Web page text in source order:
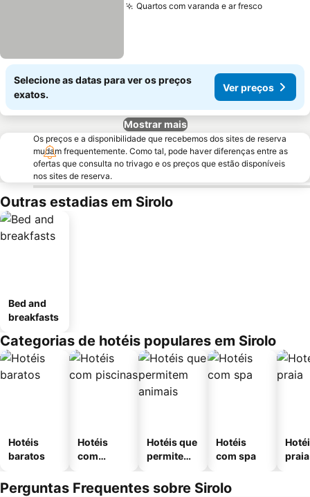
Quartos com varanda e ar frescoVer
Selecione as datas para ver os preços
exatos.
Ver preços
Mostrar mais
Os preços e a disponibilidade que recebemos dos sites de reserva
mudam frequentemente. Como tal, pode haver diferenças entre as
ofertas que consulta no trivago e os preços que estão disponíveis
nos sites de reserva.
Outras estadias em Sirolo
Bed and
breakfasts
Categorias de hotéis populares em Sirolo
Hotéis
baratos
Hotéis
com
Hotéis que
permitem
Hotéis
com spa
praia
Perguntas Frequentes sobre Sirolo